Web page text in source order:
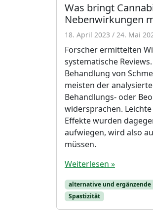
Was bringt
Nebenwirkungen
18. April 2023 / 24. Mai
Forscher ermittelten
systematische
Behandlung von
meisten der
Behandlungs- oder
widersprachen.
Effekte wurden
aufwiegen, wird also
müssen.
Weiterlesen »
alternative und ergänzende
Spastizität